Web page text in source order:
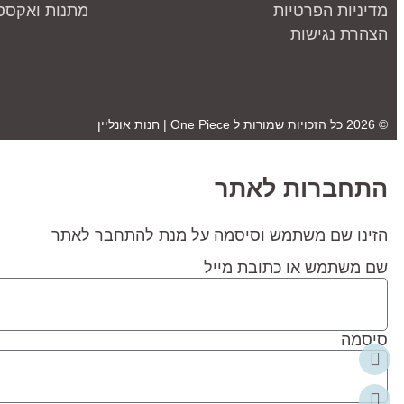
מדיניות הפרטיות
הצהרת נגישות
מתנות
© 2026 כל הזכויות שמורות ל One Piece | חנות אונליין
התחברות לאתר
הזינו שם משתמש וסיסמה על מנת להתחבר לאתר
שם משתמש או כתובת מייל
סיסמה